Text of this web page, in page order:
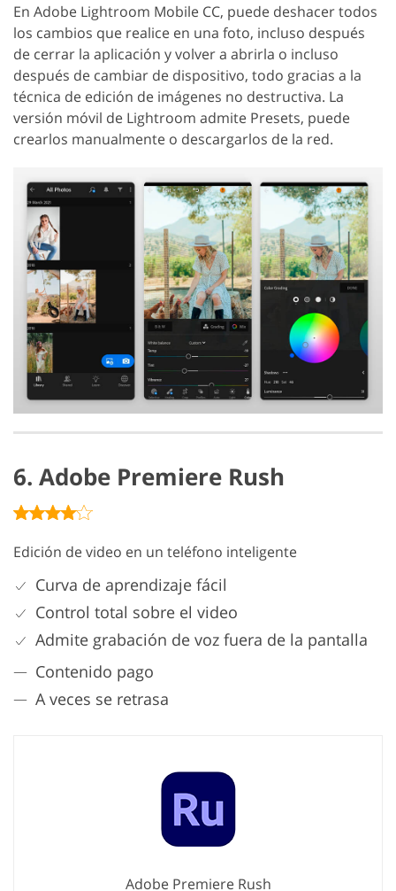
En Adobe Lightroom Mobile CC, puede deshacer todos
los cambios que realice en una foto, incluso después
de cerrar la aplicación y volver a abrirla o incluso
después de cambiar de dispositivo, todo gracias a la
técnica de edición de imágenes no destructiva. La
versión móvil de Lightroom admite Presets, puede
crearlos manualmente o descargarlos de la red.
6. Adobe Premiere Rush
Edición de video en un teléfono inteligente
Curva de aprendizaje fácil
Control total sobre el video
Admite grabación de voz fuera de la pantalla
Contenido pago
A veces se retrasa
Adobe Premiere Rush